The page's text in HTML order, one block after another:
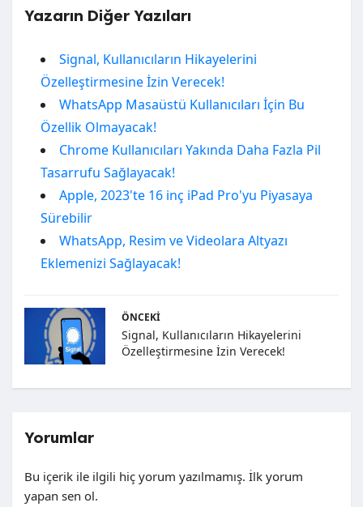
Yazarın Diğer Yazıları
Signal, Kullanıcıların Hikayelerini
Özelleştirmesine İzin Verecek!
WhatsApp Masaüstü Kullanıcıları İçin Bu
Özellik Olmayacak!
Chrome Kullanıcıları Yakında Daha Fazla Pil
Tasarrufu Sağlayacak!
Apple, 2023'te 16 inç iPad Pro'yu Piyasaya
Sürebilir
WhatsApp, Resim ve Videolara Altyazı
Eklemenizi Sağlayacak!
ÖNCEKI
Signal, Kullanıcıların Hikayelerini
Özelleştirmesine İzin Verecek!
Yorumlar
Bu içerik ile ilgili hiç yorum yazılmamış. İlk yorum
yapan sen ol.